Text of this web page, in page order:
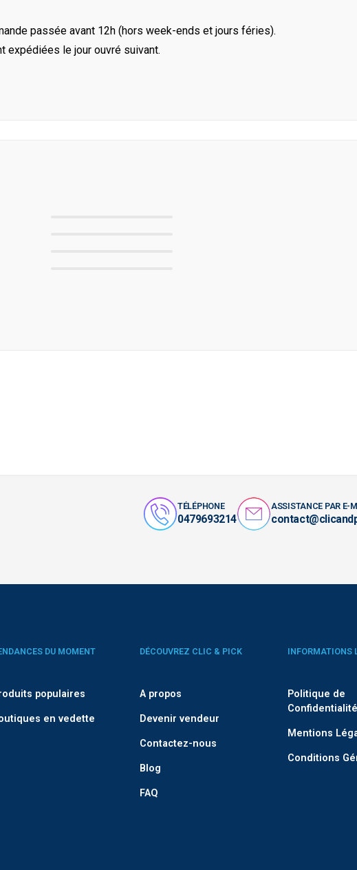
passée avant 12h (hors week-ends et jours féries).
expédiées le jour ouvré suivant.
TÉLÉPHONE
0479693214
ASSISTANCE PAR E-
DU MOMENT
populaires
en vedette
DÉCOUVREZ CLIC & PICK
A propos
Devenir vendeur
Contactez-nous
Blog
FAQ
INFORMATIONS
Politique de
Confidentialité
Mentions
Conditions